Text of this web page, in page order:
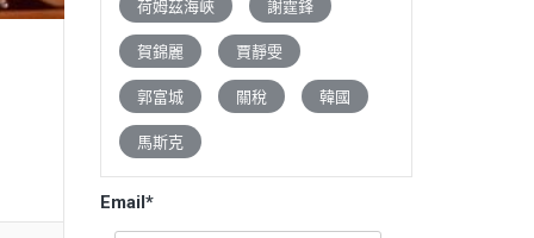
荷姆茲海峽 謝霆鋒
賀錦麗 賈靜雯
郭富城 關稅 韓國
馬斯克
Email*